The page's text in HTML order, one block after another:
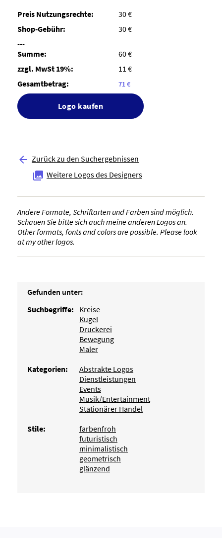
Preis Nutzungsrechte:
30 €
Shop-Gebühr:
30 €
---
Summe:
60 €
zzgl. MwSt 19%:
11 €
Gesamtbetrag:
71 €
Logo kaufen
 Zurück zu den Suchergebnissen
 Weitere Logos des Designers
Andere Formate, Schriftarten und Farben sind möglich.
Schauen Sie bitte sich auch meine anderen Logos an.
Other formats, fonts and colors are possible. Please look
at my other logos.
Gefunden unter:
Suchbegriffe:
Kreise
Kugel
Druckerei
Bewegung
Maler
Kategorien:
Abstrakte Logos
Dienstleistungen
Events
Musik/Entertainment
Stationärer Handel
Stile:
farbenfroh
futuristisch
minimalistisch
geometrisch
glänzend